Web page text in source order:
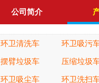
公司简介
环卫清洗车 环卫吸污
摆臂垃圾车 压缩垃圾
环卫吸尘车 环卫洗扫